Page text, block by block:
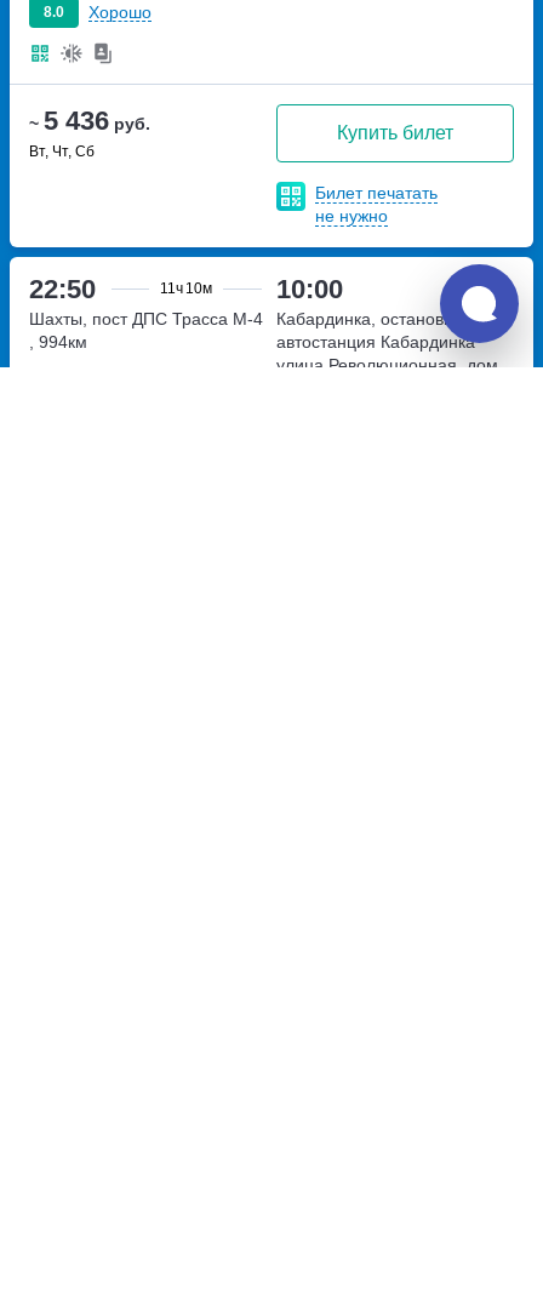
~ 5 436 руб.
Вт, Чт, Сб
Купить билет
Билет печатать
не нужно
8.0 Хорошо
22:50 11ч 10м 10:00
Шахты, пост ДПС Трасса М-4
, 994км
Кабардинка, остановка
автостанция Кабардинка
улица Революционная, дом